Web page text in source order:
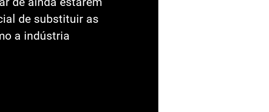
de substituir as
a indústria